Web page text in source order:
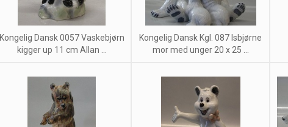
Kongelig Dansk 0057 Vaskebjørn
kigger up 11 cm Allan ...
Kongelig Dansk Kgl. 087 Isbjørne
mor med unger 20 x 25 ...